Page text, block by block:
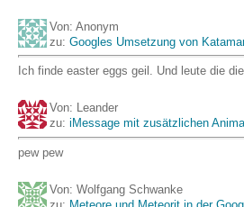
Von: Anonym
zu: Googles Umsetzung von
Ich finde easter eggs geil. Und leute die
Von: Leander
zu: iMessage mit zusätzlichen
pew pew
Von: Wolfgang Schwanke